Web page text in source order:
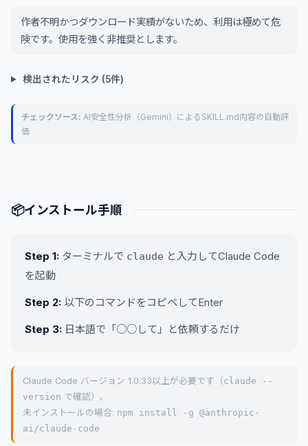
作者不明かつダウンロード実績がないため、利用は極めて危
険です。使用を強く非推奨とします。
検出されたリスク (5件)
チェックソース: AI安全性分析（Gemini）によるSKILL.md内容の自動評
価
📦インストール手順
Step 1: ターミナルで claude と入力してClaude Code
を起動
Step 2: 以下のコマンドをコピペしてEnter
Step 3: 日本語で「○○して」と依頼するだけ
Claude Code バージョン 1.0.33以上が必要です（claude --
version で確認）。
未インストールの場合: npm install -g @anthropic-
ai/claude-code